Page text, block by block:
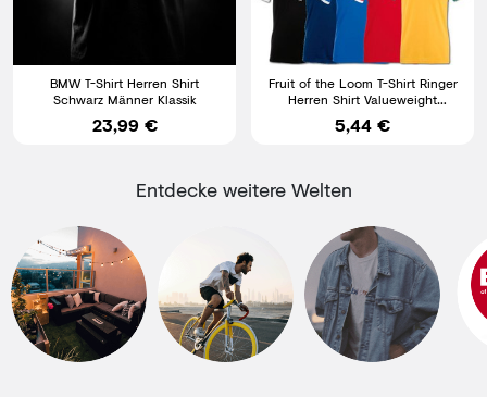
BMW T-Shirt Herren Shirt
Schwarz Männer Klassik
23,99 €
Fruit of the Loom T-Shirt Ringer
Herren Shirt Valueweight
Baumwolle S M L XL XXL
5,44 €
Entdecke weitere Welten